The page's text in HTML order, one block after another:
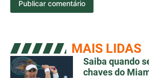
MAIS LIDAS
Saiba quando
chaves do